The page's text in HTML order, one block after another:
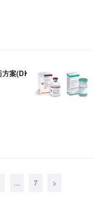
案(DKd)在日本获得批准!
... 7 >